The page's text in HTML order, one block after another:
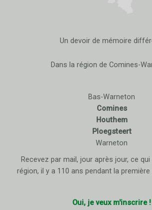
Un devoir de mémoire
Dans la région de Comines-
Bas-Warneton
Comines
Houthem
Ploegsteert
Warneton
Recevez par mail, jour après jour, ce
région, il y a 110 ans pendant la première
Oui, je veux m'inscrire !